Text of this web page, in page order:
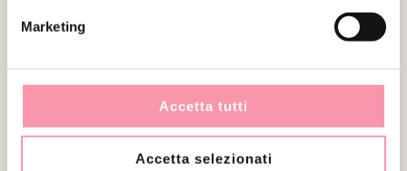
Marketing
Accetta tutti
Accetta selezionati
GIACCA IN LANA